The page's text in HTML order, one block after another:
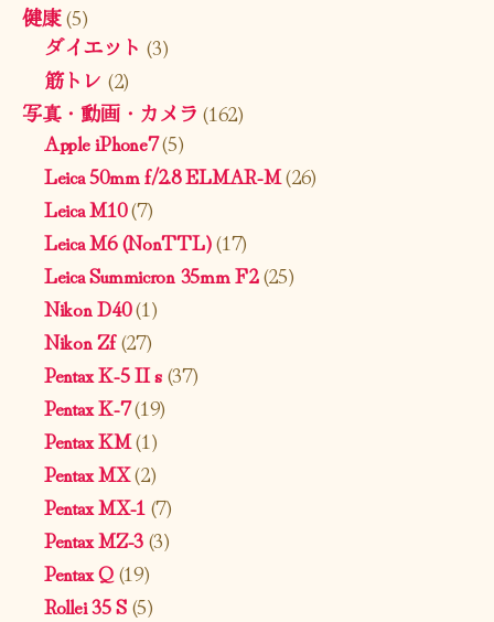
健康(5)
ダイエット (3)
筋トレ (2)
写真・動画・カメラ (162)
Apple iPhone7(5)
Leica 50mm f/2.8 ELMAR-M(26)
Leica M10(7)
Leica M6 (NonTTL)(17)
Leica Summicron 35mm F2(25)
Nikon D40(1)
Nikon Zf(27)
Pentax K-5 II s(37)
Pentax K-7(19)
Pentax KM(1)
Pentax MX(2)
Pentax MX-1 (7)
Pentax MZ-3(3)
Pentax Q(19)
Rollei 35 S(5)